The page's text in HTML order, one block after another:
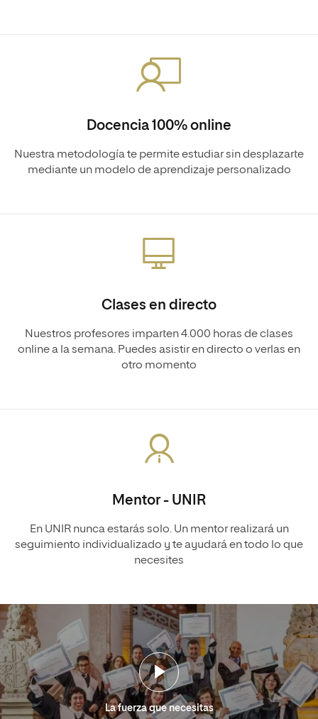
Docencia 100% online
Nuestra metodología te permite estudiar sin desplazarte
mediante un modelo de aprendizaje personalizado
Clases en directo
Nuestros profesores imparten 4.000 horas de clases
online a la semana. Puedes asistir en directo o verlas en
otro momento
Mentor - UNIR
En UNIR nunca estarás solo. Un mentor realizará un
seguimiento individualizado y te ayudará en todo lo que
necesites
La fuerza que necesitas